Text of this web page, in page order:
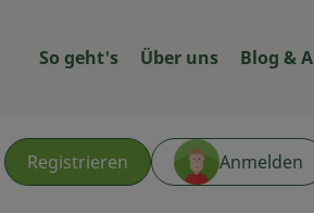
So geht's Über uns Blog &
Registrieren Anmelden